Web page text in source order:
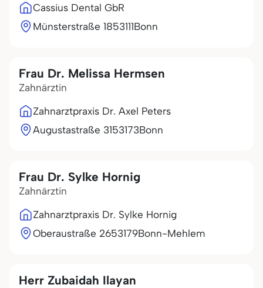
Cassius Dental GbR
Münsterstraße 1853111Bonn
Frau Dr. Melissa Hermsen
Zahnärztin
Zahnarztpraxis Dr. Axel Peters
Augustastraße 3153173Bonn
Frau Dr. Sylke Hornig
Zahnärztin
Zahnarztpraxis Dr. Sylke Hornig
Oberaustraße 2653179Bonn-Mehlem
Herr Zubaidah Ilayan